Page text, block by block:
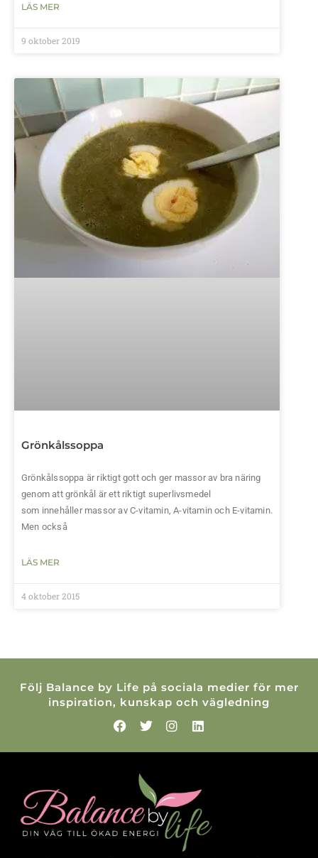
LÄS MER
9 oktober 2019
Grönkålssoppa
Grönkålssoppa är riktigt gott och ger massor av bra näring
genom att grönkål är ett riktigt superlivsmedel
som innehåller massor av C-vitamin, A-vitamin och E-vitamin.
Men också
LÄS MER
4 oktober 2015
Följ Balance by Life på sociala medier för mer
inspiration, kunskap och vägledning